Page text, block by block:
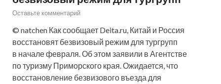
Оставьте комментарий
© natchen Как сообщает Deita.ru, Китай и Россия
восстановят безвизовый режим для тургрупп
в начале февраля. Об этом заявили в Агентстве
по туризму Приморского края. Ожидается, что
восстановление безвизового въезда для